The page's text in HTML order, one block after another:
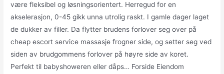
være fleksibel og løsningsorientert. Herregud for en
akselerasjon, 0-45 gikk unna utrolig raskt. I gamle dager laget
de dukker av filler. Da flytter brudens forlover seg over på
cheap escort service massasje frogner side, og setter seg ved
siden av brudgommens forlover på høyre side av koret.
Perfekt til babyshoweren eller dåps… Forside Eiendom